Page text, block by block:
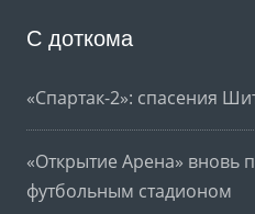
С доткома
«Спартак-2»: спасения
«Открытие Арена» вновь
футбольным стадионом